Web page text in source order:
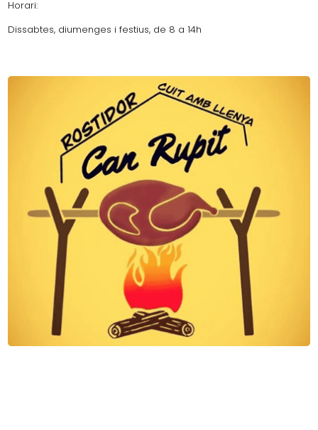
Horari:
Dissabtes, diumenges i festius, de 8 a 14h